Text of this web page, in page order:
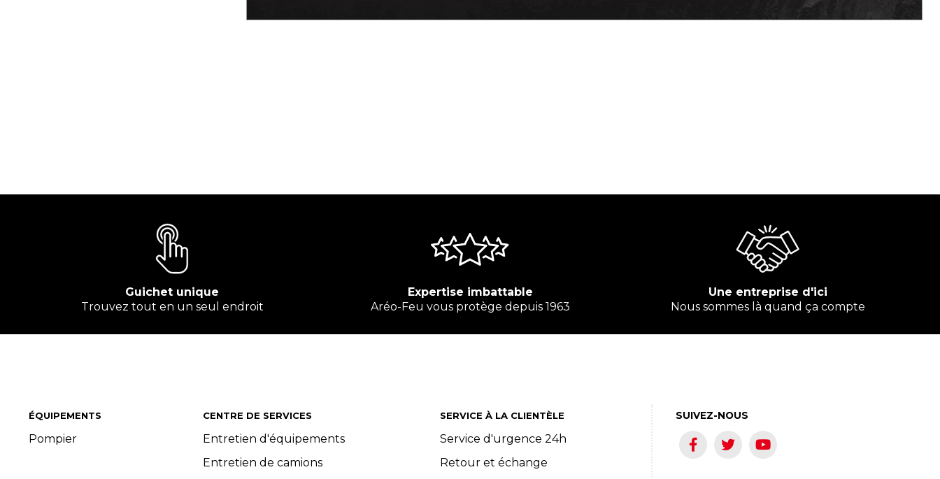
Guichet unique
Trouvez tout en un seul endroit
Expertise imbattable
Aréo-Feu vous protège depuis 1963
Une entreprise d'ici
Nous sommes là quand ça compte
ÉQUIPEMENTS
Pompier
CENTRE DE SERVICES
Entretien d'équipements
Entretien de camions
SERVICE À LA CLIENTÈLE
Service d'urgence 24h
Retour et échange
SUIVEZ-NOUS